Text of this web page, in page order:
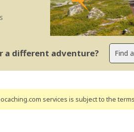
a different adventure?
services is subject to the